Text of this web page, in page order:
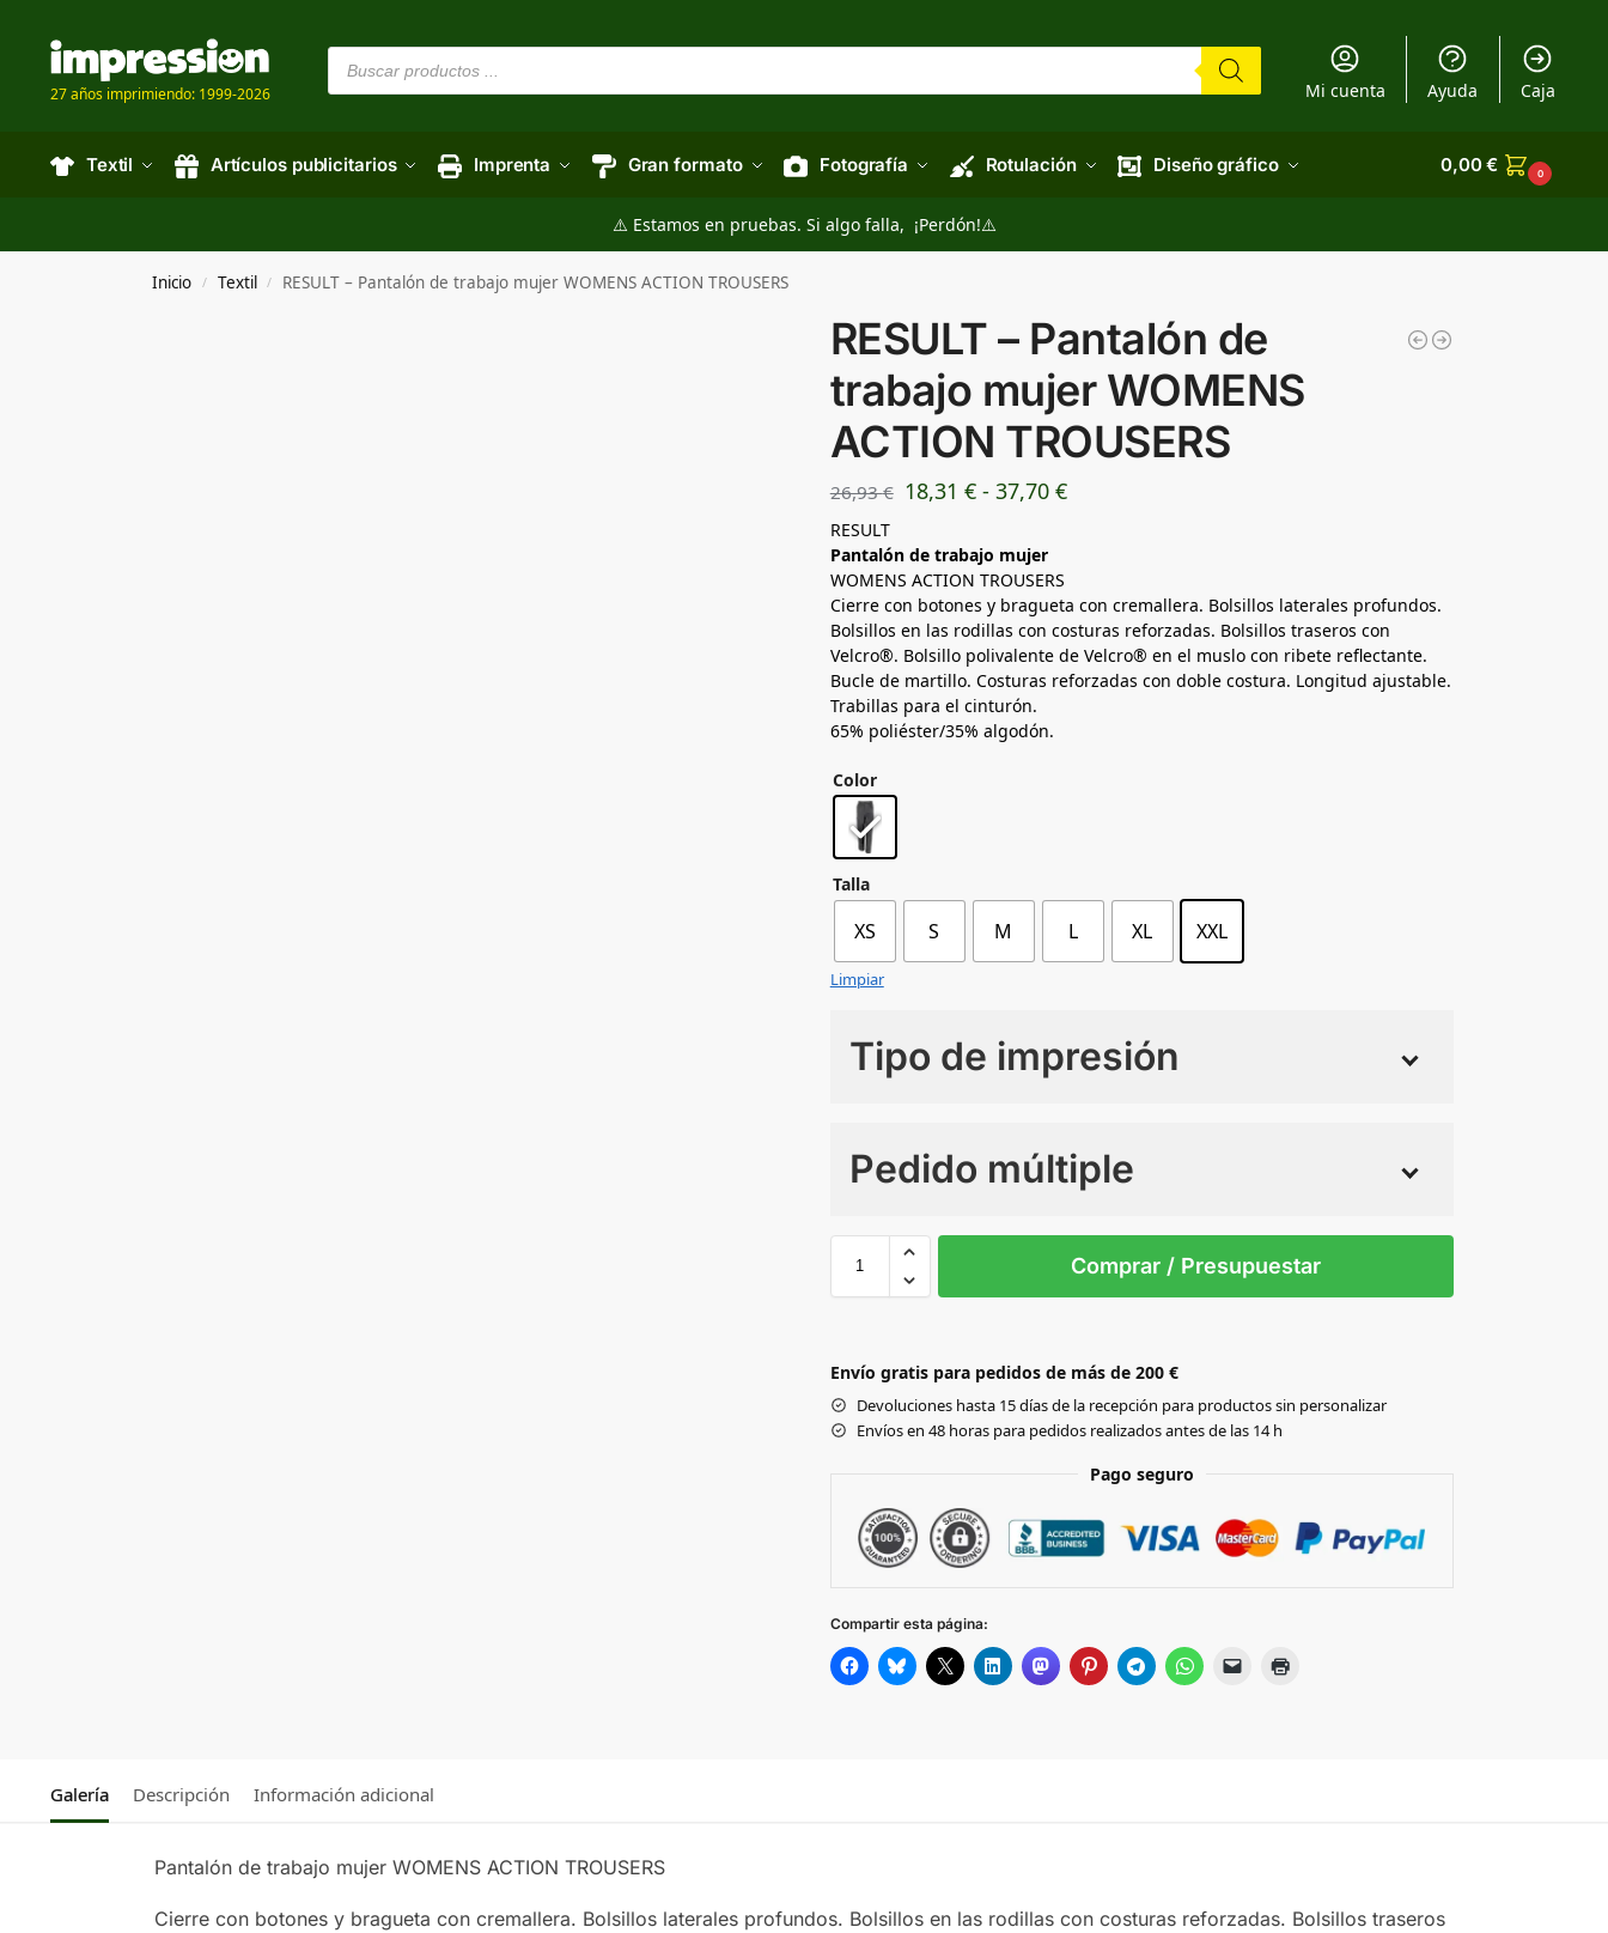
27 años imprimiendo: 1999-2026 Mi cuenta Ayuda Caja
Textil Artículos publicitarios Imprenta Gran formato Fotografía Rotulación Diseño gráfico 0,00€ 0
⚠️ Estamos en pruebas. Si algo falla, ¡Perdón!⚠️
Inicio / Textil / RESULT – Pantalón de trabajo mujer WOMENS ACTION TROUSERS
RESULT – Pantalón de
trabajo mujer WOMENS
ACTION TROUSERS
26,93€ 18,31 € - 37,70 €
RESULT
Pantalón de trabajo mujer
WOMENS ACTION TROUSERS
Cierre con botones y bragueta con cremallera. Bolsillos laterales profundos.
Bolsillos en las rodillas con costuras reforzadas. Bolsillos traseros con
Velcro®. Bolsillo polivalente de Velcro® en el muslo con ribete reflectante.
Bucle de martillo. Costuras reforzadas con doble costura. Longitud ajustable.
Trabillas para el cinturón.
65% poliéster/35% algodón.
Color
Talla
XS S M L XL XXL
Limpiar
Tipo de impresión
Pedido múltiple
XXL
Black
Comprar / Presupuestar
Envío gratis para pedidos de más de 200 €
Devoluciones hasta 15 días de la recepción para productos sin personalizar
Envíos en 48 horas para pedidos realizados antes de las 14 h
Pago seguro
Compartir esta página:
Galería Descripción Información adicional
Pantalón de trabajo mujer WOMENS ACTION TROUSERS
Cierre con botones y bragueta con cremallera. Bolsillos laterales profundos. Bolsillos en las rodillas con costuras reforzadas. Bolsillos traseros